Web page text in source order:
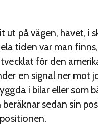
ut på vägen, havet, i
tiden var man
för den
en signal ner mot
i bilar eller som
sedan sin